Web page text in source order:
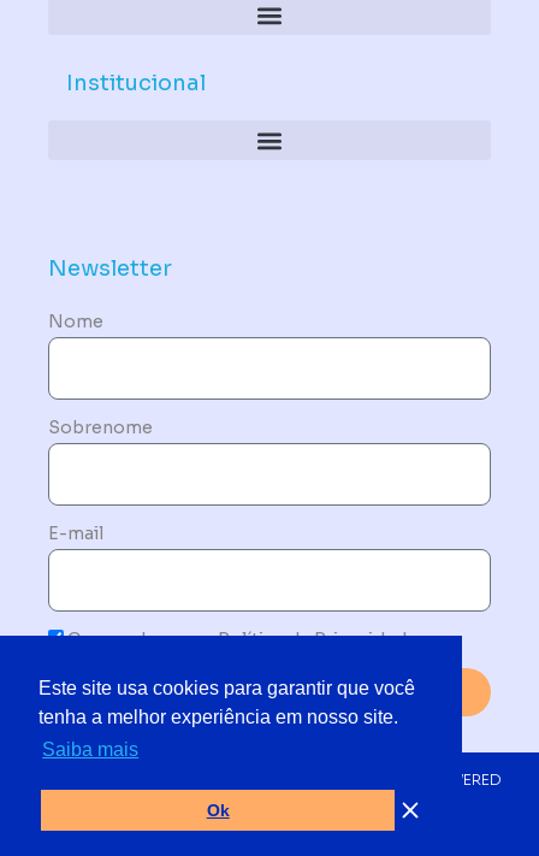
Este site usa cookies para garantir que você
tenha a melhor experiência em nosso site.
Saiba mais
Ok
Institucional
Newsletter
Nome
Sobrenome
E-mail
Concordo com a Política de Privacidade
Enviar
© 2019 - 2025 TODOS OS DIREITOS RESERVADOS | POWERED